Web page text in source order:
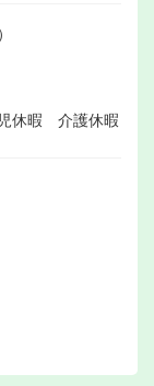
休暇 介護休暇